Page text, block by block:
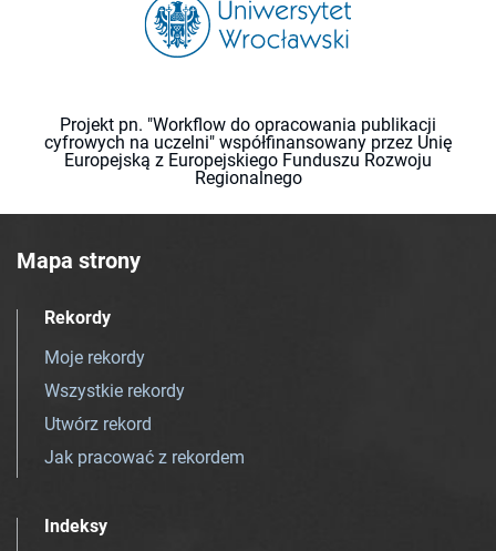
Projekt pn. "Workflow do opracowania publikacji
cyfrowych na uczelni" współfinansowany przez Unię
Europejską z Europejskiego Funduszu Rozwoju
Regionalnego
Mapa strony
Rekordy
Moje rekordy
Wszystkie rekordy
Utwórz rekord
Jak pracować z rekordem
Indeksy